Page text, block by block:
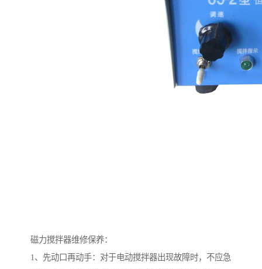
磁力搅拌器维修保养：
1、先动口再动手：对于电动搅拌器出现故障时，不应急